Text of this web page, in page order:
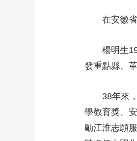
CCTV.節目官網 直播
在安徽
楊明生
發重點縣、
38年來
學教育獎、
動江淮志願